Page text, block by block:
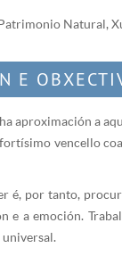
Natural,
E
aproximación a
vencello
é, por tanto,
e a emoción.
universal.